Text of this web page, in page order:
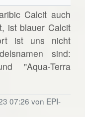
Calcit auch
ist blauer Calcit
ist uns nicht
sind:
"Aqua-Terra
07:26 von EPI-